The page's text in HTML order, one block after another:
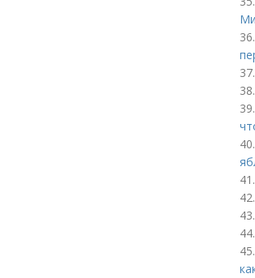
36.
38.
39.
40.
41.
42.
43.
44.
45.